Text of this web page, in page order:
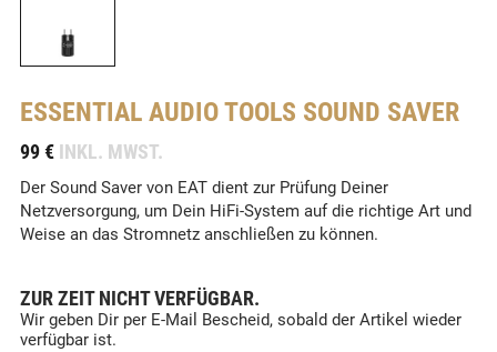
ESSENTIAL AUDIO TOOLS SOUND SAVER
99 € INKL. MWST.
Der Sound Saver von EAT dient zur Prüfung Deiner
Netzversorgung, um Dein HiFi-System auf die richtige Art und
Weise an das Stromnetz anschließen zu können.
ZUR ZEIT NICHT VERFÜGBAR.
Wir geben Dir per E-Mail Bescheid, sobald der Artikel wieder
verfügbar ist.